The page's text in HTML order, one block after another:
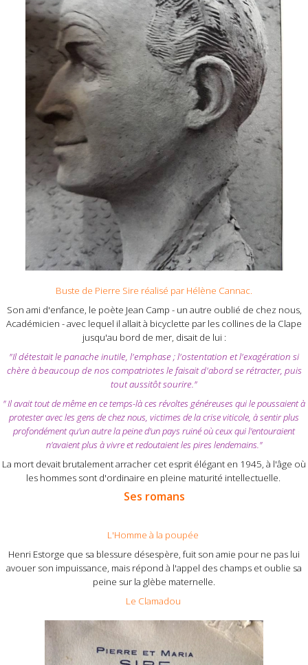
Buste de Pierre Sire réalisé par Hélène Cannac.
Son ami d'enfance, le poète Jean Camp - un autre oublié de chez nous,
Académicien - avec lequel il allait à bicyclette par les collines de la Clape
jusqu'au bord de mer, disait de lui :
"Il détestait le panache inutile, l'emphase ; l'ostentation et l'exagération si
chère à beaucoup de nos compatriotes le faisait d'abord se rétracter, puis
tout aussitôt sourire."
" Il avait tout de même en ce temps-là ces révoltes généreuses qui le poussaient à
protester avec les gens de chez nous, victimes de la crise viticole, à sentir plus
profondément qu'un autre la peine d'un pays ruiné où ceux qui l'entouraient
n'avaient plus à vivre et redoutaient les pires lendemains."
La mort devait brutalement arracher cet esprit élégant en 1945, à l'âge où
les hommes sont d'ordinaire en pleine maturité intellectuelle.
Ses romans
L'Homme à la poupée
Henri Estorge que sa blessure désespère, fuit son amie pour ne pas lui
avouer son impuissance, mais répond à l'appel des champs et oublie sa
peine sur la glèbe maternelle.
Le Clamadou